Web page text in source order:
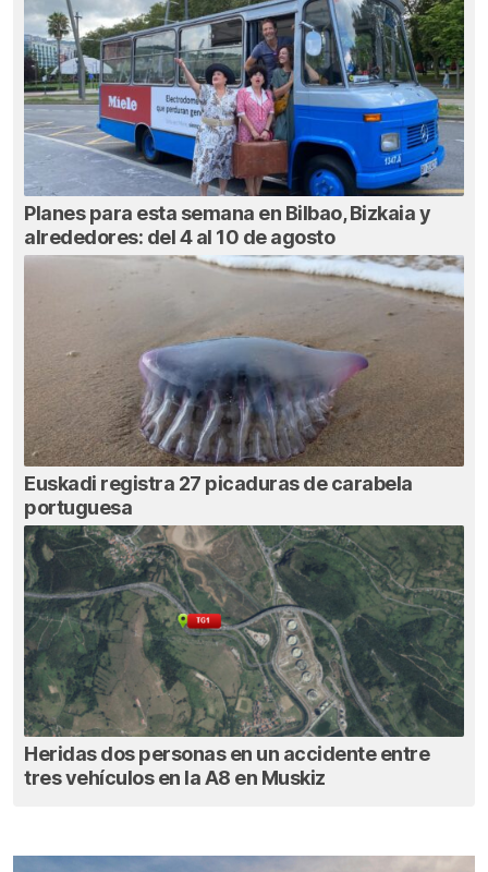
Planes para esta semana en Bilbao, Bizkaia y
alrededores: del 4 al 10 de agosto
Euskadi registra 27 picaduras de carabela
portuguesa
Heridas dos personas en un accidente entre
tres vehículos en la A8 en Muskiz